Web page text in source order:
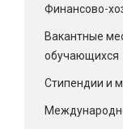
Финансово-
Вакантные
обучающихся
Стипендии и